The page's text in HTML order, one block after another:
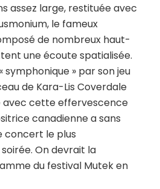
assez large, restituée avec
le fameux
de nombreux haut-
une écoute spatialisée.
symphonique » par son jeu
de Kara-Lis Coverdale
cette effervescence
canadienne a sans
concert le plus
On devrait la
du festival Mutek en